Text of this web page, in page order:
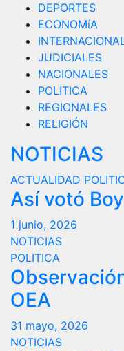
DEPORTES
ECONOMíA
JUDICIALES
NACIONALES
POLITICA
REGIONALES
RELIGIÓN
NOTICIAS
ACTUALIDAD
Así votó
1 junio, 2026
NOTICIAS
POLITICA
OEA
31 mayo, 2026
NOTICIAS